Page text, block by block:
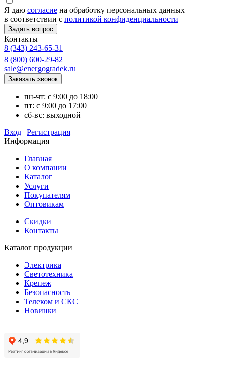
Я даю согласие на обработку персональных данных
в соответствии с политикой конфиденциальности
Контакты
8 (343) 243-65-31
8 (800) 600-29-82
sale@energogradek.ru
пн-чт: с 9:00 до 18:00
пт: с 9:00 до 17:00
сб-вс: выходной
Вход | Регистрация
Информация
Главная
О компании
Каталог
Услуги
Покупателям
Оптовикам
Скидки
Контакты
Каталог продукции
Электрика
Светотехника
Крепеж
Безопасность
Телеком и СКС
Новинки